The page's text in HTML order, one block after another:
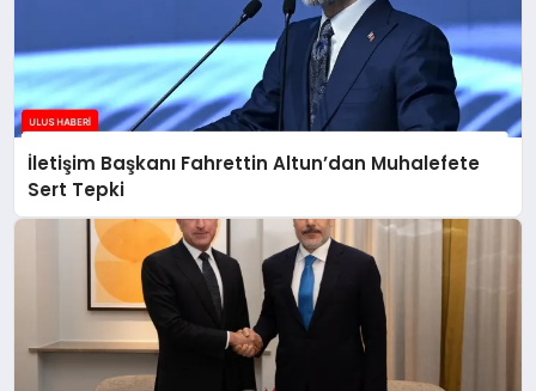
İletişim Başkanı Fahrettin Altun’dan Muhalefete
Sert Tepki